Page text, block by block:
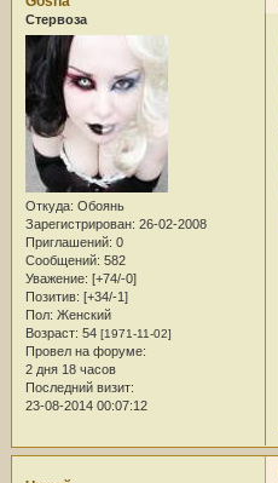
Стервоза
Откуда: Обоянь
Зарегистрирован: 26-02-2008
Приглашений: 0
Сообщений: 582
Уважение: [+74/-0]
Позитив: [+34/-1]
Пол: Женский
Возраст: 54 [1971-11-02]
Провел на форуме:
2 дня 18 часов
Последний визит:
23-08-2014 00:07:12